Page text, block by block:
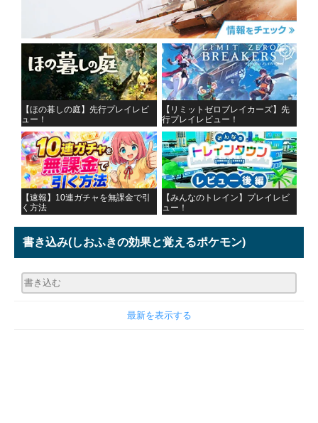
【ほの暮しの庭】先行プレイレビ
ュー！
【リミットゼロブレイカーズ】先
行プレイレビュー！
【速報】10連ガチャを無課金で引
く方法
【みんなのトレイン】プレイレビ
ュー！
書き込み(しおふきの効果と覚えるポケモン)
最新を表示する